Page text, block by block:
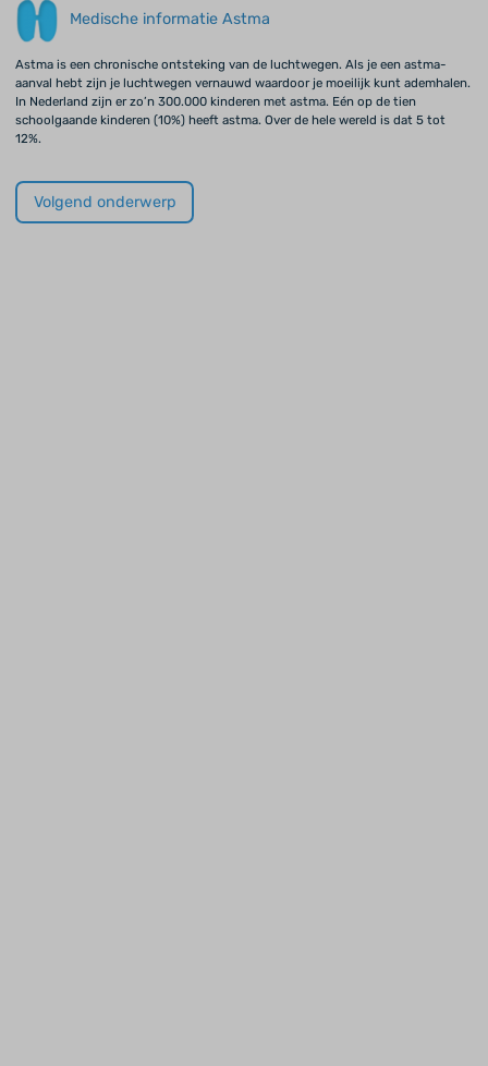
Medische informatie Astma
Astma is een chronische ontsteking van de luchtwegen. Als je een astma-
aanval hebt zijn je luchtwegen vernauwd waardoor je moeilijk kunt ademhalen.
In Nederland zijn er zo’n 300.000 kinderen met astma. Eén op de tien
schoolgaande kinderen (10%) heeft astma. Over de hele wereld is dat 5 tot
12%.
Volgend onderwerp